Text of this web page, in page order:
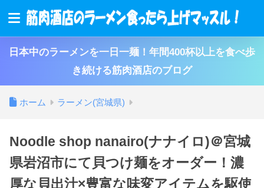
日本中のラーメンを一日一麺！年間400杯以上を食べ歩
き続ける筋肉酒店のブログ
ホーム ラーメン(宮城県)
Noodle shop nanairo(ナナイロ)＠宮城
県岩沼市にて貝つけ麺をオーダー！濃
厚な貝出汁×豊富な味変アイテムを駆使